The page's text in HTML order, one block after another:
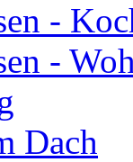
-
-
Dach